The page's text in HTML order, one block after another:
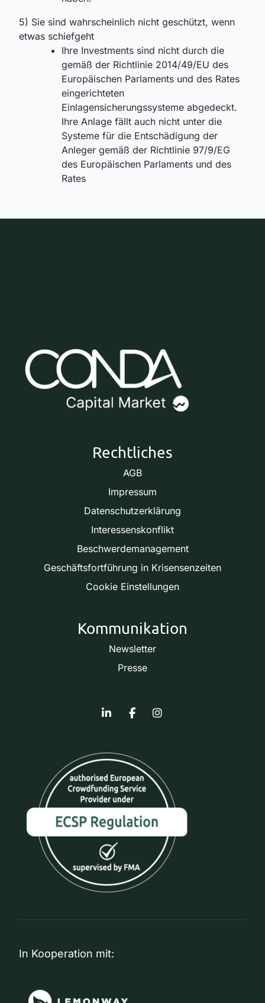
5) Sie sind wahrscheinlich nicht geschützt, wenn
etwas schiefgeht
Ihre Investments sind nicht durch die
gemäß der Richtlinie 2014/49/EU des
Europäischen Parlaments und des Rates
eingerichteten
Einlagensicherungssysteme abgedeckt.
Ihre Anlage fällt auch nicht unter die
Systeme für die Entschädigung der
Anleger gemäß der Richtlinie 97/9/EG
des Europäischen Parlaments und des
Rates
Rechtliches
AGB
Impressum
Datenschutzerklärung
Interessenskonflikt
Beschwerdemanagement
Geschäftsfortführung in Krisensenzeiten
Cookie Einstellungen
Kommunikation
Newsletter
Presse
In Kooperation mit: